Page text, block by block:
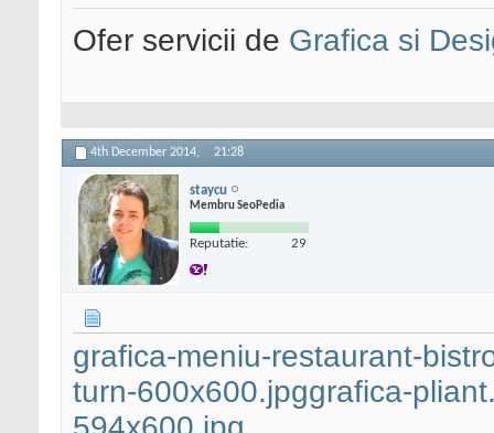
Ofer servicii de Grafica si
4th December 2014, 21:28
staycu
Membru SeoPedia
Reputatie: 29
grafica-meniu-restaurant-
turn-600x600.jpggrafica-